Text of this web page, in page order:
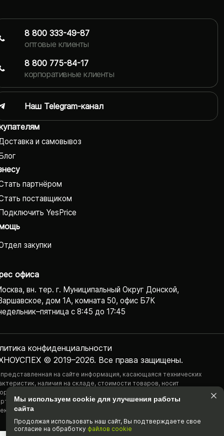
и самовывоз
партнёром
поставщиком
YesPrice
закупки
офиса
вн. тер. г. Муниципальный Округ Донской,
дом 1А, комната 50, офис Б7К
с 8:45 до 17:45
© 2019–2026. Все права защищены.
конфиденциаль­ности
на сайте информация, касающаяся технических
наличия на складе, стоимости товаров, носит
характер и ни при каких условиях не является публичной
определяемой положениями Статьи 437(2) Гражданского
РФ.
8 800 333-49-87
оптовые клиенты
8 800 775-84-17
корпоративные клиенты
Наш Telegram-канал
Мы используем cookie для улучшения работы
сайта
Продолжая использовать наш cайт, Вы подтвержда­ете свое
согласие на обработку файлов cookie